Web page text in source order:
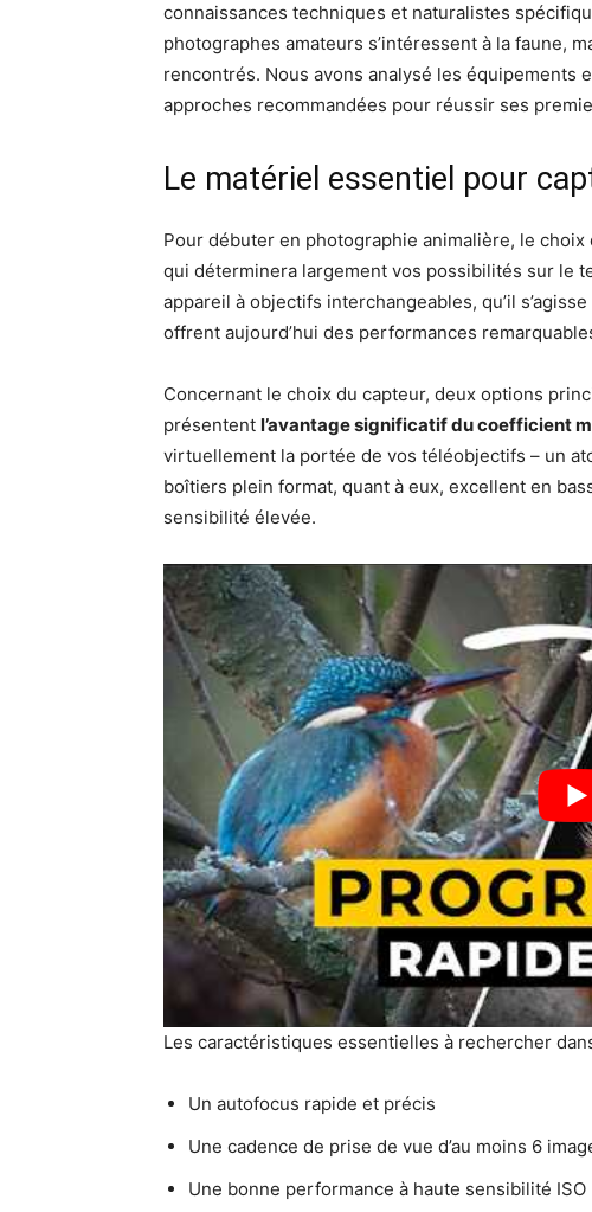
connaissances techniques et naturalistes
photographes amateurs s’intéressent à la faune,
rencontrés. Nous avons analysé les équipements
approches recommandées pour réussir ses
Le matériel essentiel pour
Pour débuter en photographie animalière, le
qui déterminera largement vos possibilités sur le
appareil à objectifs interchangeables, qu’il
offrent aujourd’hui des performances
Concernant le choix du capteur, deux options
présentent l’avantage significatif du coefficient
virtuellement la portée de vos téléobjectifs – un
boîtiers plein format, quant à eux, excellent en
sensibilité élevée.
Les caractéristiques essentielles à rechercher
Un autofocus rapide et précis
Une cadence de prise de vue d’au moins 6
Une bonne performance à haute sensibilité ISO